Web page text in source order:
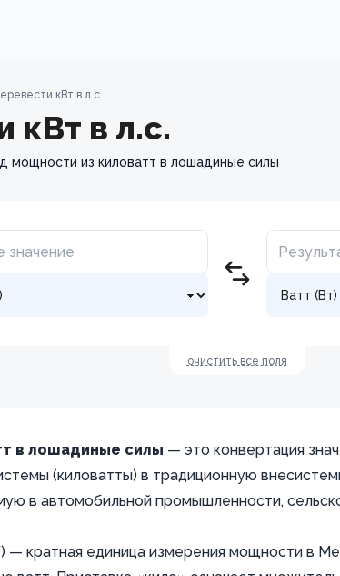
кВт в л.с.
кВт в л.с.
мощности из киловатт в лошадиные силы
очистить все поля
в лошадиные силы — это конвертация
(киловатты) в традиционную
в автомобильной промышленности,
— кратная единица измерения мощности в